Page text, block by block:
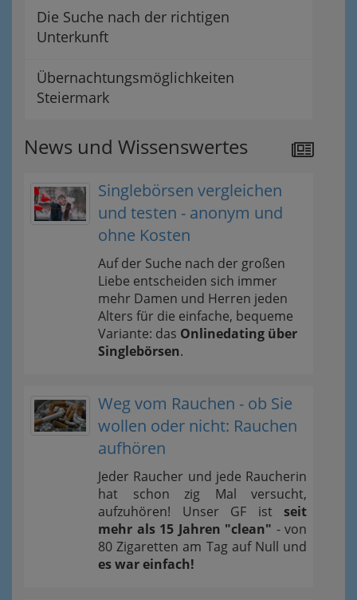
Die Suche nach der richtigen
Unterkunft
Übernachtungsmöglichkeiten
Steiermark
News und Wissenswertes
Singlebörsen vergleichen
und testen - anonym und
ohne Kosten
Auf der Suche nach der großen
Liebe entscheiden sich immer
mehr Damen und Herren jeden
Alters für die einfache, bequeme
Variante: das Onlinedating über
Singlebörsen.
Weg vom Rauchen - ob Sie
wollen oder nicht: Rauchen
aufhören
Jeder Raucher und jede Raucherin
hat schon zig Mal versucht,
aufzuhören! Unser GF ist seit
mehr als 15 Jahren "clean" - von
80 Zigaretten am Tag auf Null und
es war einfach!